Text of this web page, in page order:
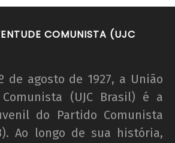
COMUNISTA (UJC
de agosto de 1927, a União
(UJC Brasil) é a
do Partido Comunista
Ao longo de sua história,